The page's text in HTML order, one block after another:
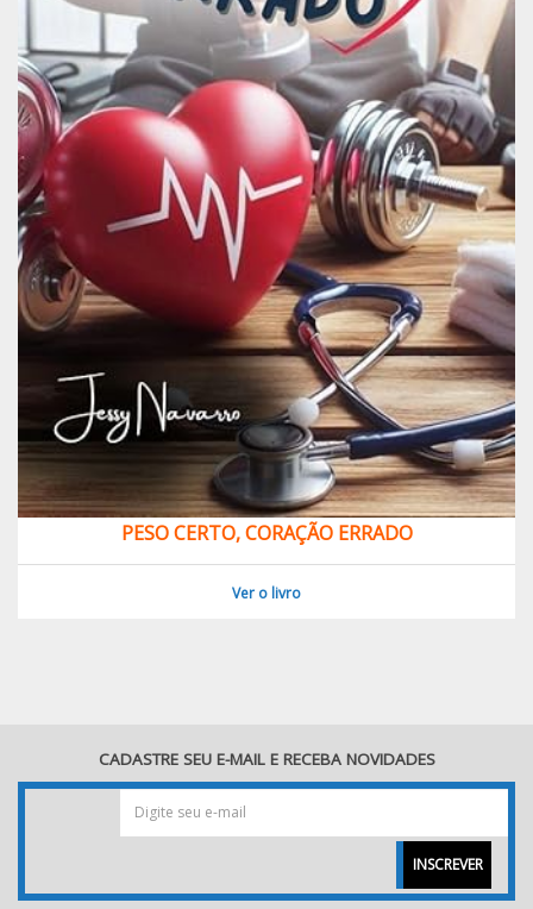
PESO CERTO, CORAÇÃO ERRADO
Ver o livro
CADASTRE SEU E-MAIL E RECEBA NOVIDADES
INSCREVER